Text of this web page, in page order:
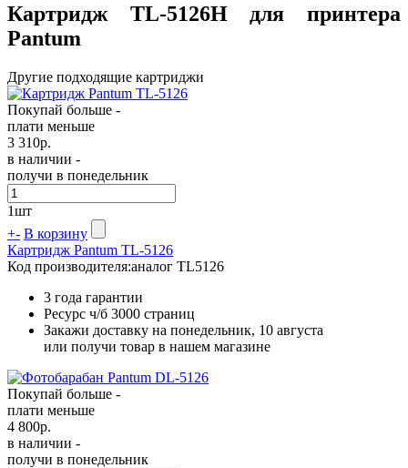
Картридж TL-5126H для принтера
Pantum
Другие подходящие картриджи
Покупай больше -
плати меньше
3 310р.
в наличии -
получи в понедельник
1шт
+- В корзину
Картридж Pantum TL-5126
Код производителя:аналог TL5126
3 года гарантии
Ресурс ч/б 3000 страниц
Закажи доставку на понедельник, 10 августа
или получи товар в нашем магазине
Покупай больше -
плати меньше
4 800р.
в наличии -
получи в понедельник